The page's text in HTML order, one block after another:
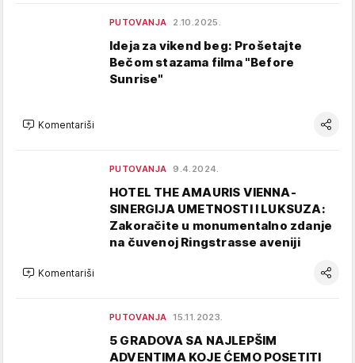
PUTOVANJA 2.10.2025.
Ideja za vikend beg: Prošetajte
Bečom stazama filma "Before
Sunrise"
Komentariši
PUTOVANJA 9.4.2024.
HOTEL THE AMAURIS VIENNA-
SINERGIJA UMETNOSTI I LUKSUZA:
Zakoračite u monumentalno zdanje
na čuvenoj Ringstrasse aveniji
Komentariši
PUTOVANJA 15.11.2023.
5 GRADOVA SA NAJLEPŠIM
ADVENTIMA KOJE ĆEMO POSETITI